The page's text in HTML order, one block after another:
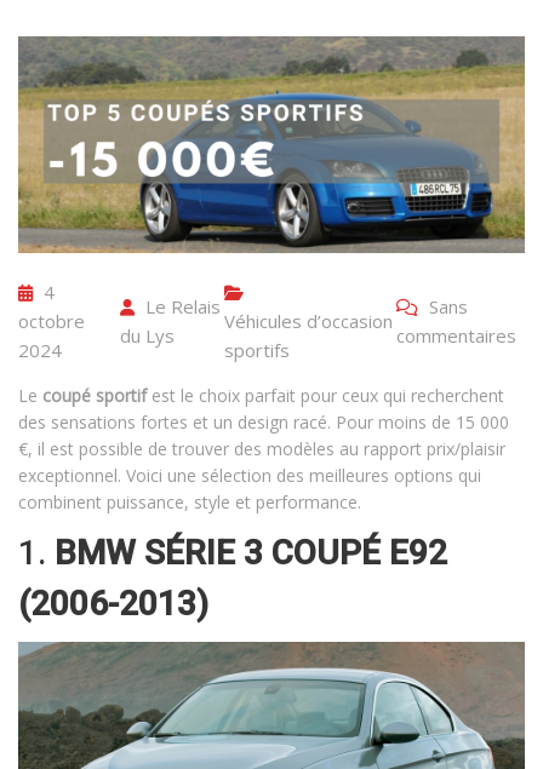
4
octobre
2024
Le Relais
du Lys
Véhicules d’occasion
sportifs
Sans
commentaires
Le coupé sportifest le choix parfait pour ceux qui recherchent
des sensations fortes et un design racé. Pour moins de 15 000
€, il est possible de trouver des modèles au rapport prix/plaisir
exceptionnel. Voici une sélection des meilleures options qui
combinent puissance, style et performance.
1. BMW SÉRIE 3 COUPÉ E92
(2006-2013)